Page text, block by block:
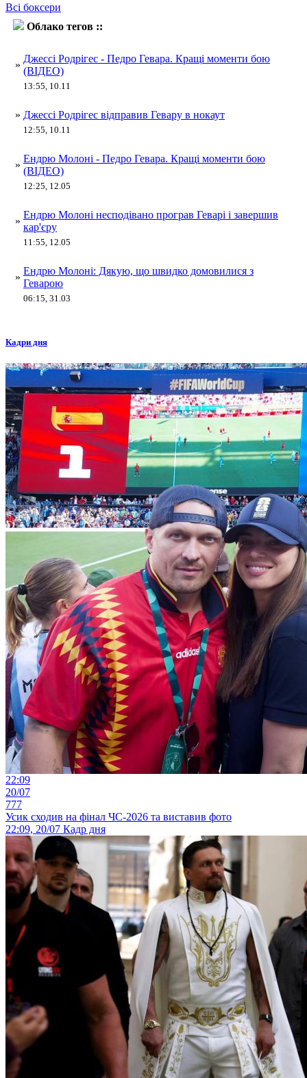
Всі боксери
Облако тегов ::
»
Джессі Родрігес - Педро Гевара. Кращі моменти бою
(ВІДЕО)
13:55, 10.11
» Джессі Родрігес відправив Гевару в нокаут
12:55, 10.11
»
Ендрю Молоні - Педро Гевара. Кращі моменти бою
(ВІДЕО)
12:25, 12.05
»
Ендрю Молоні несподівано програв Геварі і завершив
кар'єру
11:55, 12.05
»
Ендрю Молоні: Дякую, що швидко домовилися з
Геварою
06:15, 31.03
Кадри дня
22:09
20/07
777
Усик сходив на фінал ЧС-2026 та виставив фото
22:09, 20/07 Кадр дня